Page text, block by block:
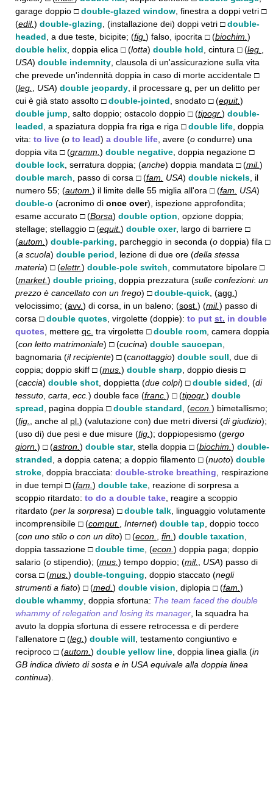
garage doppio □double-glazed window , finestra a doppi vetri □
(edil.) double-glazing , (installazione dei) doppi vetri □double-
headed , a due teste, bicipite; (fig. ) falso, ipocrita □ (biochim. )
double helix , doppia elica □ (lotta) double hold , cintura □ (leg.
USA) double indemnity , clausola di un'assicurazione sulla vita
che prevede un'indennità doppia in caso di morte accidentale □
(leg. USA) double jeopardy , il processare q.
per un delitto per
cui è già stato assolto □double-jointed , snodato □ (equit.)
double jump , salto doppio; ostacolo doppio □ (tipogr.) double-
leaded , a spaziatura doppia fra riga e riga □double life , doppia
vita: to live (o to lead) a double life , avere (o condurre) una
doppia vita □ (gramm. ) double negative , doppia negazione □
double lock , serratura doppia; (anche) doppia mandata □ (mil.)
double march , passo di corsa □ (fam. USA) double nickels , il
numero 55; (autom. ) il limite delle 55 miglia all'ora □ (fam. USA)
double-o (acronimo di once over), ispezione approfondita;
esame accurato □ (Borsa) double option , opzione doppia;
stellage; stellaggio □ (equit.) double oxer, largo di barriere □
(autom. ) double-parking , parcheggio in seconda (o doppia) fila □
(a scuola) double period , lezione di due ore (della stessa
materia) □ (elettr.) double-pole switch , commutatore bipolare □
(market.) double pricing , doppia prezzatura (sulle confezioni: un
prezzo è cancellato con un frego) □double-quick , (agg. )
velocissimo; (avv.) di corsa, in un baleno; (sost. ) (mil.) passo di
corsa □double quotes , virgolette (doppie): to put st. in double
quotes , mettere qc. tra virgolette □double room , camera doppia
(con letto matrimoniale) □ (cucina) double saucepan
bagnomaria (il recipiente) □ (canottaggio) double scull , due di
coppia; doppio skiff □ (mus. ) double sharp , doppio diesis □
(caccia) double shot , doppietta (due colpi) □double sided , (di
tessuto carta ecc. ) double face (franc. ) □ (tipogr.) double
spread , pagina doppia □double standard , (econ. ) bimetallismo;
(fig. , anche al pl. ) (valutazione con) due metri diversi (di giudizio);
(uso di) due pesi e due misure (fig. ); doppiopesismo (gergo
giorn. ) □ (astron. ) double star, stella doppia □ (biochim. ) double-
stranded , a doppia catena; a doppio filamento □ (nuoto) double
stroke , doppia bracciata: double-stroke breathing , respirazione
in due tempi □ (fam. ) double take , reazione di sorpresa a
scoppio ritardato: to do a double take , reagire a scoppio
ritardato (per la sorpresa) □double talk , linguaggio volutamente
incomprensibile □ (comput. Internet) double tap , doppio tocco
(con uno stilo o con un dito) □ (econ. fin. ) double taxation
doppia tassazione □double time , (econ. ) doppia paga; doppio
salario (o stipendio); (mus. ) tempo doppio; (mil. USA) passo di
corsa □ (mus. ) double-tonguing , doppio staccato (negli
strumenti a fiato) □ (med. ) double vision , diplopia □ (fam. )
double whammy , doppia sfortuna: The team faced the double
whammy of relegation and losing its manager , la squadra ha
avuto la doppia sfortuna di essere retrocessa e di perdere
l'allenatore □ (leg. ) double will , testamento congiuntivo e
reciproco □ (autom. ) double yellow line , doppia linea gialla (in
GB indica divieto di sosta e in USA equivale alla doppia linea
continua).